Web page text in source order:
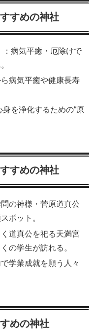
すめの神社
：病気平癒・厄除けで
ら病気平癒や健康長寿
身を浄化するための“原
すめの神社
問の神様・菅原道真公
ポット。
く道真公を祀る天満宮
の学生が訪れる。
で学業成就を願う人々
めの神社